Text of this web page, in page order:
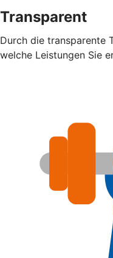
Transparent
Durch die transparente
welche Leistungen Sie